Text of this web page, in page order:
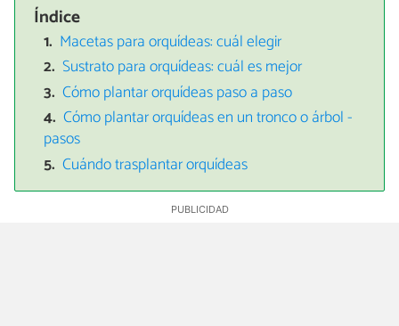
Índice
Macetas para orquídeas: cuál elegir
Sustrato para orquídeas: cuál es mejor
Cómo plantar orquídeas paso a paso
Cómo plantar orquídeas en un tronco o árbol -
pasos
Cuándo trasplantar orquídeas